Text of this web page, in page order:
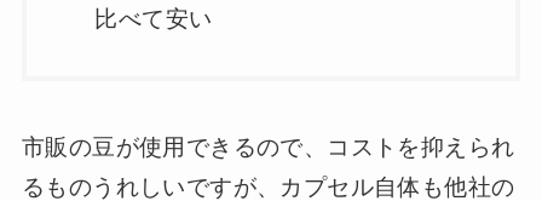
比べて安い
市販の豆が使用できるので、コストを抑えられ
るものうれしいですが、カプセル自体も他社の